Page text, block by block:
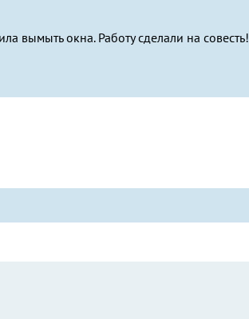
вымыть окна. Работу сделали на совесть!